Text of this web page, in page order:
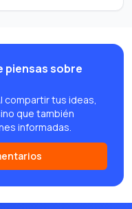
piensas sobre
compartir tus ideas,
que también
informadas.